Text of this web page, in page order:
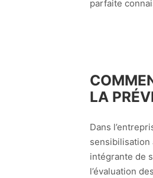
parfaite
LA
Dans
sensibilisation
intégrante de
l’évaluation